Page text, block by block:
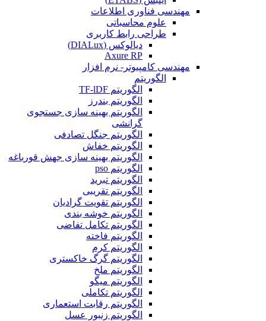
مهندسی فناوری اطلاعات
علوم محاسباتی
طراحی رابط کاربری
دیالوکس (DIALux)
Axure RP
مهندسی کامپیوتر- نرم افزار
الگوریتم
الگوریتم TF-lDF
الگوریتم بندرز
الگوریتم بهینه سازی جستجوی
گرانشی
الگوریتم جنگل تصادفی
الگوریتم خفاش
الگوریتم بهینه سازی جهش قورباغه
الگوریتم pso
الگوریتم تبرید
الگوریتم تقریبی
الگوریتم تقویت گرادیان
الگوریتم خوشه بندی
الگوریتم تکامل تفاضی
الگوریتم فاخته
الگوریتم کرم
الگوریتم گرگ خاکستری
الگوریتم ملخ
الگوریتم میگو
الگوریتم تکاملی
الگوریتم رقابت استعماری
الگوریتم زنبور عسل